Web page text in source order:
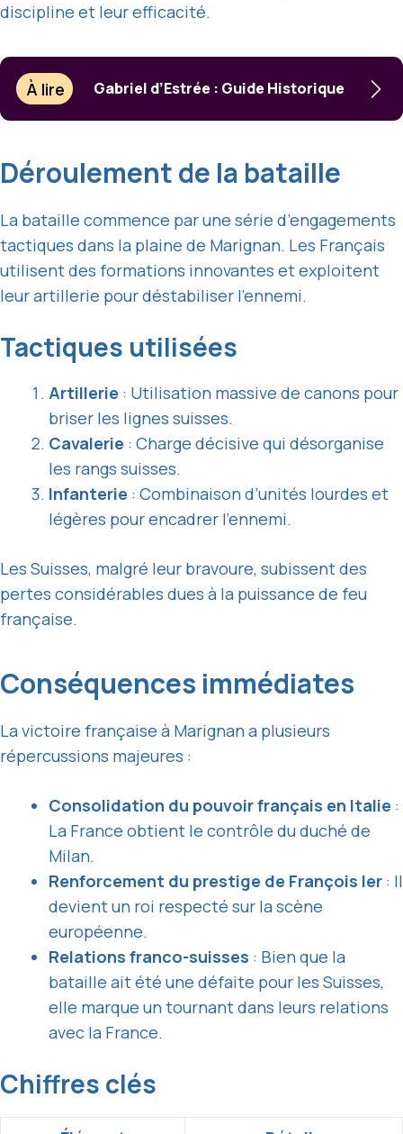
discipline et leur efficacité.
À lire Gabriel d’Estrée : Guide Historique
Déroulement de la bataille
La bataille commence par une série d’engagements
tactiques dans la plaine de Marignan. Les Français
utilisent des formations innovantes et exploitent
leur artillerie pour déstabiliser l’ennemi.
Tactiques utilisées
Artillerie : Utilisation massive de canons pour
briser les lignes suisses.
Cavalerie : Charge décisive qui désorganise
les rangs suisses.
Infanterie : Combinaison d’unités lourdes et
légères pour encadrer l’ennemi.
Les Suisses, malgré leur bravoure, subissent des
pertes considérables dues à la puissance de feu
française.
Conséquences immédiates
La victoire française à Marignan a plusieurs
répercussions majeures :
Consolidation du pouvoir français en Italie :
La France obtient le contrôle du duché de
Milan.
Renforcement du prestige de François Ier : Il
devient un roi respecté sur la scène
européenne.
Relations franco-suisses : Bien que la
bataille ait été une défaite pour les Suisses,
elle marque un tournant dans leurs relations
avec la France.
Chiffres clés